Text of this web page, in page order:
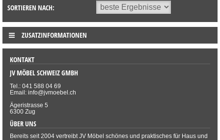
SORTIEREN NACH:
ZUSATZINFORMATIONEN
KONTAKT
JV MÖBEL SCHWEIZ GMBH
Tel.: 041 588 04 69
Email: info@jvmoebel.ch
Ägeristrasse 5
6300 Zug
ÜBER UNS
Bereits seit 2004 vertreibt JV Möbel schönes und praktisches für Haus und